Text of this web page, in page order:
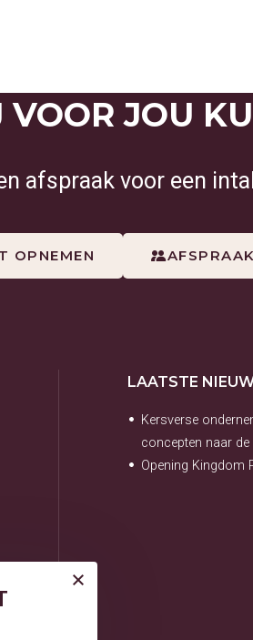
JOU
afspraak voor een
OPNEMEN
LAATSTE
Kersverse
concepten naar de
Opening Kingdom